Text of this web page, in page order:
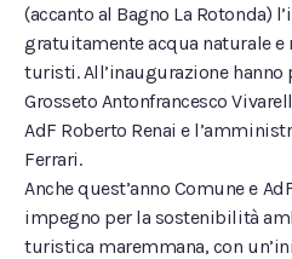
(accanto al Bagno La Rotonda)
gratuitamente acqua naturale
turisti. All’inaugurazione
Grosseto Antonfrancesco
AdF Roberto Renai e
Ferrari.
Anche quest’anno Comune e
impegno per la sostenibilità
turistica maremmana, con